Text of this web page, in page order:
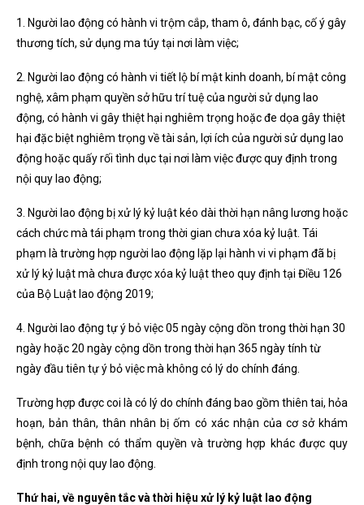
1. Người lao động có hành vi trộm cắp, tham ô, đánh bạc, cố ý gây
thương tích, sử dụng ma túy tại nơi làm việc;
2. Người lao động có hành vi tiết lộ bí mật kinh doanh, bí mật công
nghệ, xâm phạm quyền sở hữu trí tuệ của người sử dụng lao
động, có hành vi gây thiệt hại nghiêm trọng hoặc đe dọa gây thiệt
hại đặc biệt nghiêm trọng về tài sản, lợi ích của người sử dụng lao
động hoặc quấy rối tình dục tại nơi làm việc được quy định trong
nội quy lao động;
3. Người lao động bị xử lý kỷ luật kéo dài thời hạn nâng lương hoặc
cách chức mà tái phạm trong thời gian chưa xóa kỷ luật. Tái
phạm là trường hợp người lao động lặp lại hành vi vi phạm đã bị
xử lý kỷ luật mà chưa được xóa kỷ luật theo quy định tại Điều 126
của Bộ Luật lao động 2019;
4. Người lao động tự ý bỏ việc 05 ngày cộng dồn trong thời hạn 30
ngày hoặc 20 ngày cộng dồn trong thời hạn 365 ngày tính từ
ngày đầu tiên tự ý bỏ việc mà không có lý do chính đáng.
Trường hợp được coi là có lý do chính đáng bao gồm thiên tai, hỏa
hoạn, bản thân, thân nhân bị ốm có xác nhận của cơ sở khám
bệnh, chữa bệnh có thẩm quyền và trường hợp khác được quy
định trong nội quy lao động.
Thứ hai, về nguyên tắc và thời hiệu xử lý kỷ luật lao động